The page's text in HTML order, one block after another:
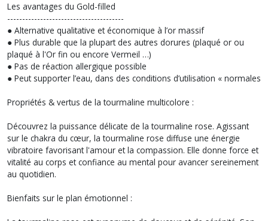
Les avantages du Gold-filled
---------------------------------------
● Alternative qualitative et économique à l’or massif
● Plus durable que la plupart des autres dorures (plaqué or ou
plaqué à l'Or fin ou encore Vermeil …)
● Pas de réaction allergique possible
● Peut supporter l’eau, dans des conditions d’utilisation « normales
Propriétés & vertus de la tourmaline multicolore :
Découvrez la puissance délicate de la tourmaline rose. Agissant
sur le chakra du cœur, la tourmaline rose diffuse une énergie
vibratoire favorisant l'amour et la compassion. Elle donne force et
vitalité au corps et confiance au mental pour avancer sereinement
au quotidien.
Bienfaits sur le plan émotionnel :